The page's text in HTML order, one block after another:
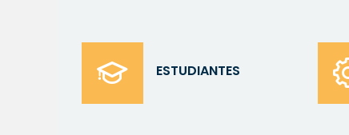
ESTUDIANTES